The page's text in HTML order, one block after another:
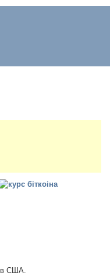
США.